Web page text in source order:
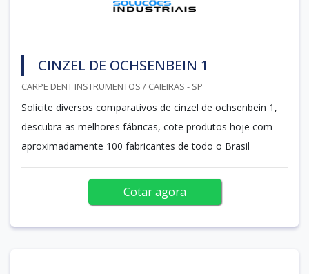
CINZEL DE OCHSENBEIN 1
CARPE DENT INSTRUMENTOS / CAIEIRAS - SP
Solicite diversos comparativos de cinzel de ochsenbein 1,
descubra as melhores fábricas, cote produtos hoje com
aproximadamente 100 fabricantes de todo o Brasil
Cotar agora